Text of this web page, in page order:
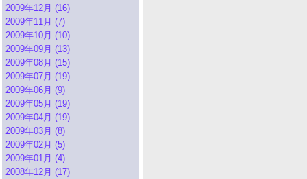
2009年12月 (16)
2009年11月 (7)
2009年10月 (10)
2009年09月 (13)
2009年08月 (15)
2009年07月 (19)
2009年06月 (9)
2009年05月 (19)
2009年04月 (19)
2009年03月 (8)
2009年02月 (5)
2009年01月 (4)
2008年12月 (17)